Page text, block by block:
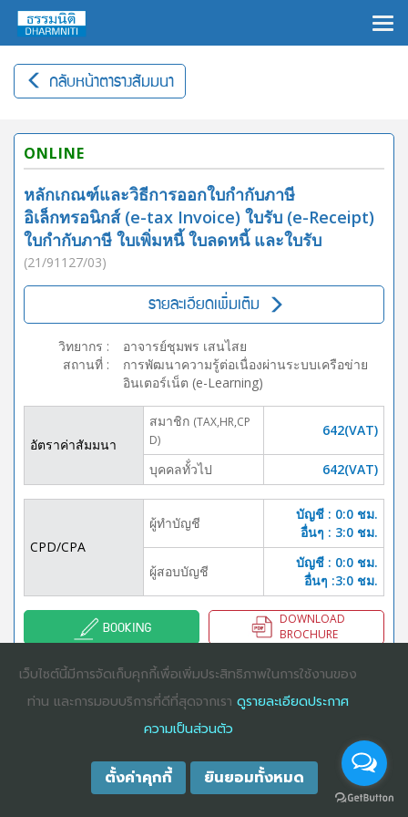
กลับหน้าตารางสัมมนา
ONLINE
หลักเกณฑ์และวิธีการออกใบกำกับภาษี
อิเล็กทรอนิกส์ (e-tax Invoice) ใบรับ (e-Receipt)
ใบกำกับภาษี ใบเพิ่มหนี้ ใบลดหนี้ และใบรับ
(21/91127/03)
รายละเอียดเพิ่มเติม
วิทยากร :
อาจารย์ชุมพร เสนไสย
สถานที่ :
การพัฒนาความรู้ต่อเนื่องผ่านระบบเครือข่าย
อินเตอร์เน็ต (e-Learning)
อัตราค่าสัมมนา
สมาชิก (TAX,HR,CP
D)
642(VAT)
บุคคลทั้่วไป 642(VAT)
CPD/CPA
ผู้ทำบัญชี
บัญชี : 0:0 ชม.
อื่นๆ : 3:0 ชม.
ผู้สอบบัญชี
บัญชี : 0:0 ชม.
อื่นๆ :3:0 ชม.
BOOKING
DOWNLOAD
BROCHURE
RIGHTS RESERVED. E-COMMERCIAL REGISTRATION 0105529026680
เว็บไซต์นี้มีการจัดเก็บคุกกี้เพื่อเพิ่มประสิทธิภาพในการใช้งานของ
ท่าน และการมอบบริการที่ดีที่สุดจากเรา ดูรายละเอียดประกาศ
ความเป็นส่วนตัว
ตั้งค่าคุกกี้ ยินยอมทั้งหมด
×